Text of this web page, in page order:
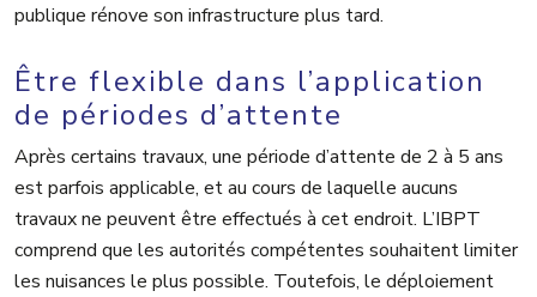
publique rénove son infrastructure plus tard.
Être flexible dans l’application
de périodes d’attente
Après certains travaux, une période d’attente de 2 à 5 ans
est parfois applicable, et au cours de laquelle aucuns
travaux ne peuvent être effectués à cet endroit. L’IBPT
comprend que les autorités compétentes souhaitent limiter
les nuisances le plus possible. Toutefois, le déploiement